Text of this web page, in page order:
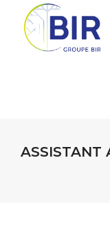
ASSISTANT